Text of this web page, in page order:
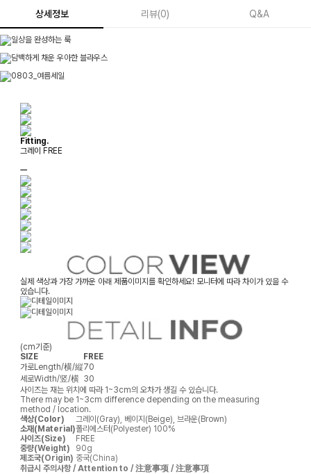
상세정보 리뷰(0) Q&A
Fitting.
그레이 FREE
ㅡ
실제 색상과 가장 가까운 아래 제품이미지를 확인하세요! 모니터에 따라 차이가 있을 수
있습니다.
(cm기준)
SIZE
FREE
가로Length/横/縦70
세로Width/竖/横 30
사이즈는 재는 위치에 따라 1~3cm의 오차가 생길 수 있습니다.
There may be 1~3cm difference depending on the measuring
method / location.
색상(Color)
그레이(Gray), 베이지(Beige), 브라운(Brown)
소재(Material)폴리에스터(Polyester) 100%
사이즈(Size)
FREE
중량(Weight)
90g
제조국(Origin) 중국(China)
취급시 주의사항 / Attention to / 注意事项 / 注意事項